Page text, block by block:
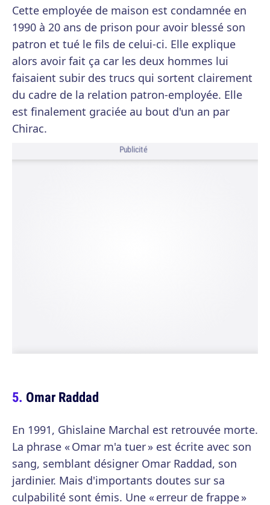
Cette employée de maison est condamnée en
1990 à 20 ans de prison pour avoir blessé son
patron et tué le fils de celui-ci. Elle explique
alors avoir fait ça car les deux hommes lui
faisaient subir des trucs qui sortent clairement
du cadre de la relation patron-employée. Elle
est finalement graciée au bout d'un an par
Chirac.
Publicité
Omar Raddad
En 1991, Ghislaine Marchal est retrouvée morte.
La phrase « Omar m'a tuer » est écrite avec son
sang, semblant désigner Omar Raddad, son
jardinier. Mais d'importants doutes sur sa
culpabilité sont émis. Une « erreur de frappe »